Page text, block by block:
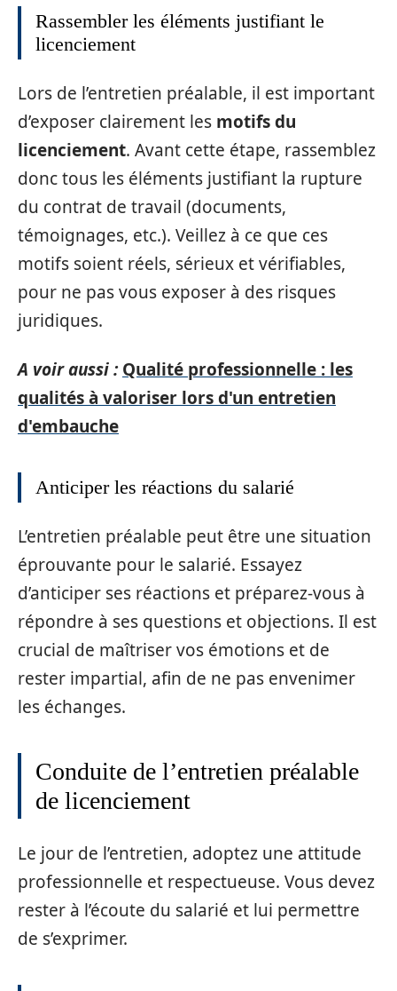
Rassembler les éléments justifiant le
licenciement
Lors de l’entretien préalable, il est important
d’exposer clairement les motifs du
licenciement. Avant cette étape, rassemblez
donc tous les éléments justifiant la rupture
du contrat de travail (documents,
témoignages, etc.). Veillez à ce que ces
motifs soient réels, sérieux et vérifiables,
pour ne pas vous exposer à des risques
juridiques.
A voir aussi : Qualité professionnelle : les
qualités à valoriser lors d'un entretien
d'embauche
Anticiper les réactions du salarié
L’entretien préalable peut être une situation
éprouvante pour le salarié. Essayez
d’anticiper ses réactions et préparez-vous à
répondre à ses questions et objections. Il est
crucial de maîtriser vos émotions et de
rester impartial, afin de ne pas envenimer
les échanges.
Conduite de l’entretien préalable
de licenciement
Le jour de l’entretien, adoptez une attitude
professionnelle et respectueuse. Vous devez
rester à l’écoute du salarié et lui permettre
de s’exprimer.